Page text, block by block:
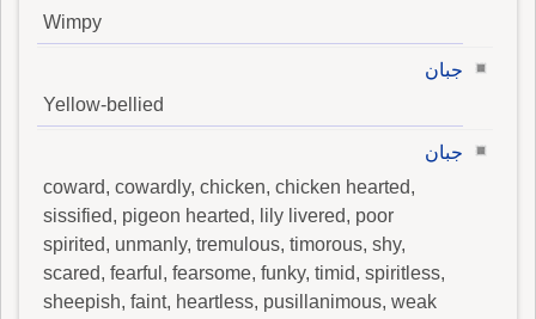
Wimpy
جبان
Yellow-bellied
جبان
coward, cowardly, chicken, chicken hearted,
sissified, pigeon hearted, lily livered, poor
spirited, unmanly, tremulous, timorous, shy,
scared, fearful, fearsome, funky, timid, spiritless,
sheepish, faint, heartless, pusillanimous, weak